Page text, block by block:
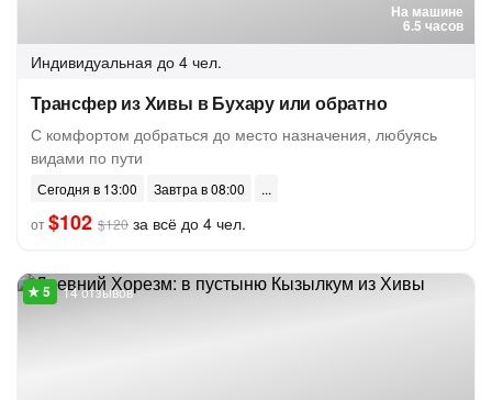
На машине
6.5 часов
Индивидуальная до 4 чел.
Трансфер из Хивы в Бухару или обратно
С комфортом добраться до место назначения, любуясь
видами по пути
Сегодня в 13:00
Завтра в 08:00
от$102 $120 за всё до 4 чел.
14 отзывов